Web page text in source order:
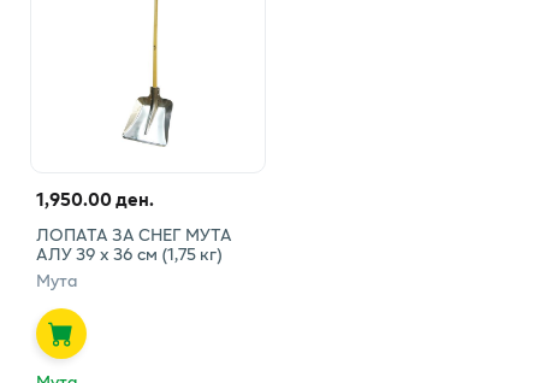
1,950.00 ден.
ЛОПАТА ЗА СНЕГ МУТА
АЛУ 39 х 36 см (1,75 кг)
Мута